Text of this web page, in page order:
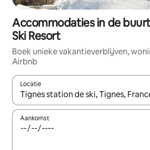
Accommodaties in de
Ski Resort
Boek unieke vakantieverblijven,
Airbnb
Locatie
Wanneer er resultaten beschikbaar
Aankomst